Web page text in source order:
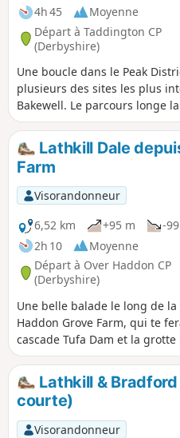
4h 45
Moyenne
Départ à Taddington CP
(Derbyshire)
Une boucle dans le Peak
plusieurs des sites les plus
Bakewell. Le parcours longe
Monsal Head et emprunte
Great Shacklow Wood. La fin
difficile, avec une longue
Lathkill Dale
Farm
Visorandonneur
6,52 km
+95 m
-
2h 10
Moyenne
Départ à Over Haddon CP
(Derbyshire)
Une belle balade le long de
Haddon Grove Farm, qui te
cascade Tufa Dam et la grotte
Lathkill &
courte)
Visorandonneur